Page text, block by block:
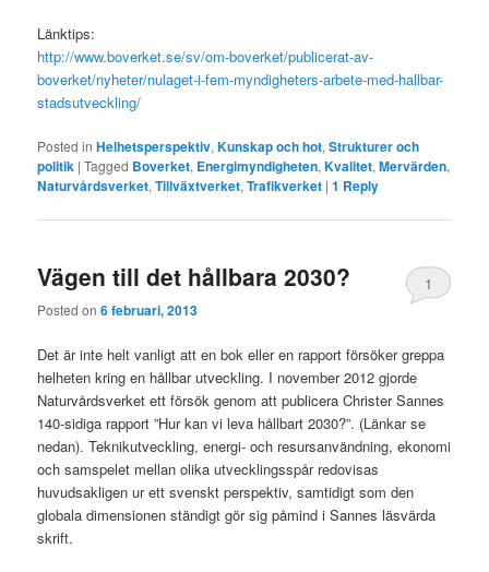
Länktips:
http://www.boverket.se/sv/om-boverket/publicerat-av-
boverket/nyheter/nulaget-i-fem-myndigheters-arbete-med-hallbar-
stadsutveckling/
Posted in Helhetsperspektiv,Kunskap och hot,Strukturer och
politik |Tagged Boverket, Energimyndigheten,Kvalitet,Mervärden,
Naturvårdsverket,Tillväxtverket,Trafikverket |1 Reply
Vägen till det hållbara 2030?
Posted on6 februari, 2013
1
Det är inte helt vanligt att en bok eller en rapport försöker greppa
helheten kring en hållbar utveckling. I november 2012 gjorde
Naturvårdsverket ett försök genom att publicera Christer Sannes
140-sidiga rapport ”Hur kan vi leva hållbart 2030?”. (Länkar se
nedan). Teknikutveckling, energi- och resursanvändning, ekonomi
och samspelet mellan olika utvecklingsspår redovisas
huvudsakligen ur ett svenskt perspektiv, samtidigt som den
globala dimensionen ständigt gör sig påmind i Sannes läsvärda
skrift.